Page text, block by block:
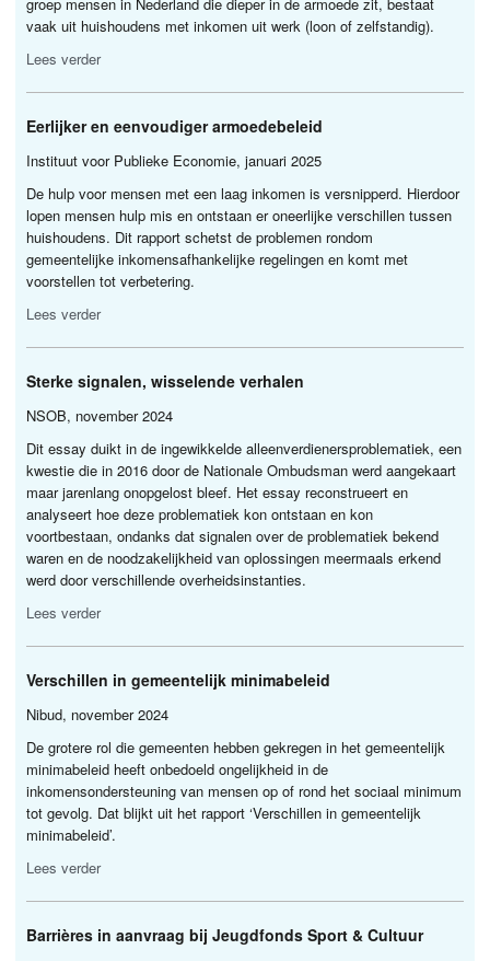
vaak uit huishoudens met inkomen uit werk (loon of zelfstandig).
Lees verder
Eerlijker en eenvoudiger armoedebeleid
Instituut voor Publieke Economie, januari 2025
De hulp voor mensen met een laag inkomen is versnipperd. Hierdoor
lopen mensen hulp mis en ontstaan er oneerlijke verschillen tussen
huishoudens. Dit rapport schetst de problemen rondom
gemeentelijke inkomensafhankelijke regelingen en komt met
voorstellen tot verbetering.
Lees verder
Sterke signalen, wisselende verhalen
NSOB, november 2024
Dit essay duikt in de ingewikkelde alleenverdienersproblematiek, een
kwestie die in 2016 door de Nationale Ombudsman werd aangekaart
maar jarenlang onopgelost bleef. Het essay reconstrueert en
analyseert hoe deze problematiek kon ontstaan en kon
voortbestaan, ondanks dat signalen over de problematiek bekend
waren en de noodzakelijkheid van oplossingen meermaals erkend
werd door verschillende overheidsinstanties.
Lees verder
Verschillen in gemeentelijk minimabeleid
Nibud, november 2024
De grotere rol die gemeenten hebben gekregen in het gemeentelijk
minimabeleid heeft onbedoeld ongelijkheid in de
inkomensondersteuning van mensen op of rond het sociaal minimum
tot gevolg. Dat blijkt uit het rapport ‘Verschillen in gemeentelijk
minimabeleid’.
Lees verder
Barrières in aanvraag bij Jeugdfonds Sport & Cultuur